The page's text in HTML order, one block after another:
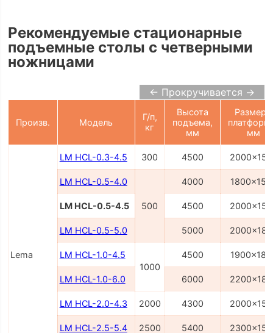
Рекомендуемые стационарные
подъемные столы с четверными
ножницами
← Прокручивается →
Произв. Модель
Г/п,
кг
Высота
подъема,
мм
Размеры
мм
Lema
LM HCL-0.3-4.5 300 4500
LM HCL-0.5-4.0
500
4000
LM HCL-0.5-4.5 4500
LM HCL-0.5-5.0 5000
LM HCL-1.0-4.5
1000
4500
LM HCL-1.0-6.0 6000
LM HCL-2.0-4.3 2000 4300
LM HCL-2.5-5.4 2500 5400